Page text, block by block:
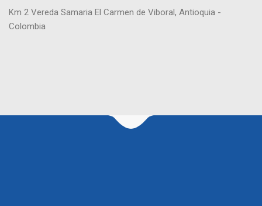
Km 2 Vereda Samaria El Carmen de Viboral, Antioquia -
Colombia